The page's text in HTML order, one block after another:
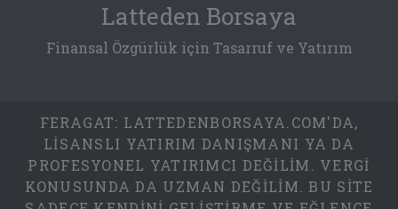
Latteden Borsaya
Finansal Özgürlük için Tasarruf ve Yatırım
FERAGAT: LATTEDENBORSAYA.COM'DA,
LISANSLI YATIRIM DANIŞMANI YA DA
PROFESYONEL YATIRIMCI DEĞILIM. VERGI
KONUSUNDA DA UZMAN DEĞILIM. BU SITE